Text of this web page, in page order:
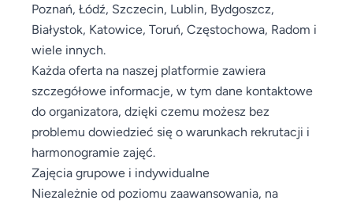
Poznań, Łódź, Szczecin, Lublin, Bydgoszcz,
Białystok, Katowice, Toruń, Częstochowa, Radom i
wiele innych.
Każda oferta na naszej platformie zawiera
szczegółowe informacje, w tym dane kontaktowe
do organizatora, dzięki czemu możesz bez
problemu dowiedzieć się o warunkach rekrutacji i
harmonogramie zajęć.
Zajęcia grupowe i indywidualne
Niezależnie od poziomu zaawansowania, na